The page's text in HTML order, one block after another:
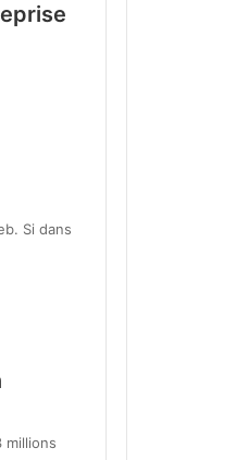
Si dans
millions